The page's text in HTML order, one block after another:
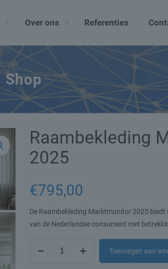
Over ons Referenties
Shop
Raambekleding
2025
€795,00
De Raambekleding Marktmonitor 2025
van de Nederlandse consument met
Marktmonitor
Toevoegen aan